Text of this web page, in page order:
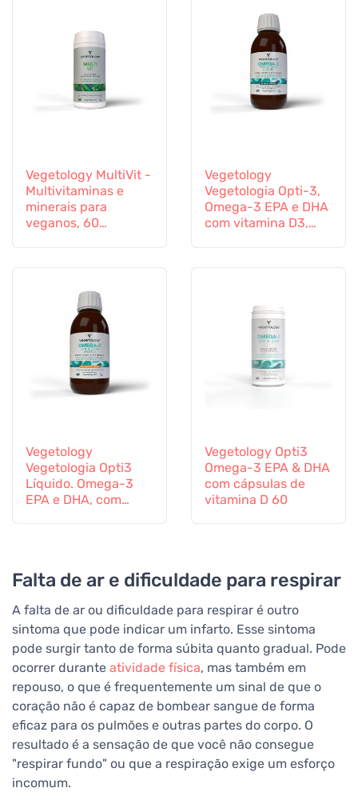
Vegetology MultiVit -
Multivitaminas e
minerais para
veganos, 60
Vegetology
Vegetologia Opti-3,
Omega-3 EPA e DHA
com vitamina D3,
Vegetology
Vegetologia Opti3
Líquido. Omega-3
EPA e DHA, com
Vegetology Opti3
Omega-3 EPA & DHA
com cápsulas de
vitamina D 60
Falta de ar e dificuldade para respirar
A falta de ar ou dificuldade para respirar é outro
sintoma que pode indicar um infarto. Esse sintoma
pode surgir tanto de forma súbita quanto gradual. Pode
ocorrer durante atividade física, mas também em
repouso, o que é frequentemente um sinal de que o
coração não é capaz de bombear sangue de forma
eficaz para os pulmões e outras partes do corpo. O
resultado é a sensação de que você não consegue
"respirar fundo" ou que a respiração exige um esforço
incomum.